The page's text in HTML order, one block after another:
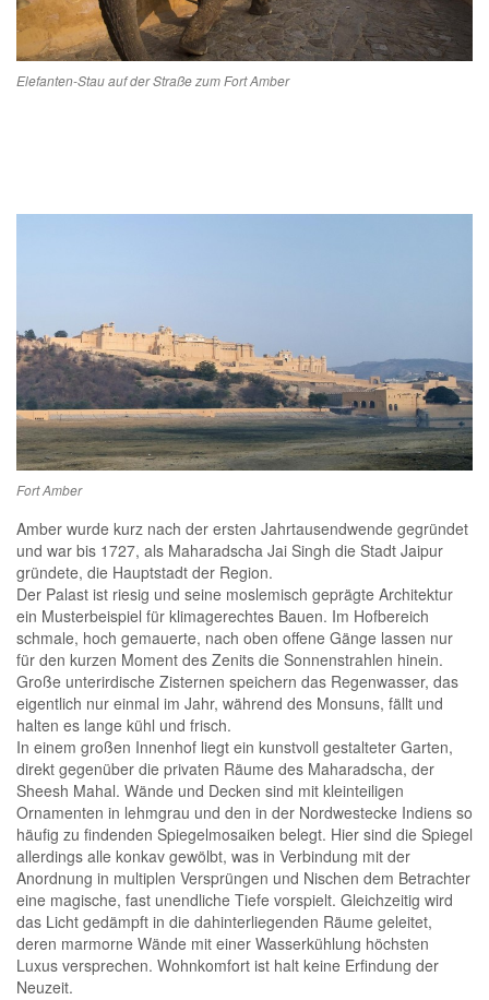
Elefanten-Stau auf der Straße zum Fort Amber
Fort Amber
Amber wurde kurz nach der ersten Jahrtausendwende gegründet
und war bis 1727, als Maharadscha Jai Singh die Stadt Jaipur
gründete, die Hauptstadt der Region.
Der Palast ist riesig und seine moslemisch geprägte Architektur
ein Musterbeispiel für klimagerechtes Bauen. Im Hofbereich
schmale, hoch gemauerte, nach oben offene Gänge lassen nur
für den kurzen Moment des Zenits die Sonnenstrahlen hinein.
Große unterirdische Zisternen speichern das Regenwasser, das
eigentlich nur einmal im Jahr, während des Monsuns, fällt und
halten es lange kühl und frisch.
In einem großen Innenhof liegt ein kunstvoll gestalteter Garten,
direkt gegenüber die privaten Räume des Maharadscha, der
Sheesh Mahal. Wände und Decken sind mit kleinteiligen
Ornamenten in lehmgrau und den in der Nordwestecke Indiens so
häufig zu findenden Spiegelmosaiken belegt. Hier sind die Spiegel
allerdings alle konkav gewölbt, was in Verbindung mit der
Anordnung in multiplen Versprüngen und Nischen dem Betrachter
eine magische, fast unendliche Tiefe vorspielt. Gleichzeitig wird
das Licht gedämpft in die dahinterliegenden Räume geleitet,
deren marmorne Wände mit einer Wasserkühlung höchsten
Luxus versprechen. Wohnkomfort ist halt keine Erfindung der
Neuzeit.